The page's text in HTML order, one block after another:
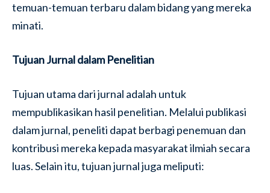
temuan-temuan terbaru dalam bidang yang mereka
minati.
Tujuan Jurnal dalam Penelitian
Tujuan utama dari jurnal adalah untuk
mempublikasikan hasil penelitian. Melalui publikasi
dalam jurnal, peneliti dapat berbagi penemuan dan
kontribusi mereka kepada masyarakat ilmiah secara
luas. Selain itu, tujuan jurnal juga meliputi: